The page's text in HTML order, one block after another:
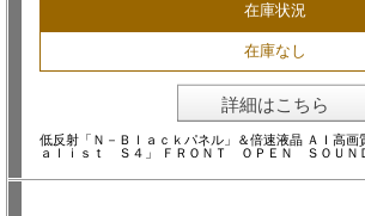
在庫状況
在庫なし
詳細はこちら
低反射「Ｎ－Ｂｌａｃｋパネル」＆倍速液晶 ＡＩ高画
ａｌｉｓｔ Ｓ４」 ＦＲＯＮＴ ＯＰＥＮ ＳＯＵＮ